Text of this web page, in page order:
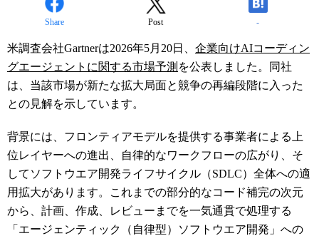
Share Post -
米調査会社Gartnerは2026年5月20日、 企業向けAIコーディン
グエージェントに関する市場予測 を公表しました。同社
は、当該市場が新たな拡大局面と競争の再編段階に入った
との見解を示しています。
背景には、フロンティアモデルを提供する事業者による上
位レイヤーへの進出、自律的なワークフローの広がり、そ
してソフトウエア開発ライフサイクル（SDLC）全体への適
用拡大があります。これまでの部分的なコード補完の次元
から、計画、作成、レビューまでを一気通貫で処理する
「エージェンティック（自律型）ソフトウエア開発」への